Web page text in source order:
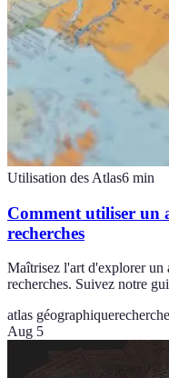
Utilisation des Atlas6 min
Comment utiliser un
recherches
Maîtrisez l'art d'explorer un
recherches. Suivez notre
atlas géographiquerecherche
Aug 5